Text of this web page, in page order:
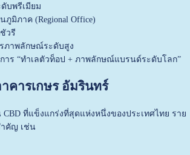
บพรีเมียม
มิภาค (Regional Office)
วรี
รภาพลักษณ์ระดับสูง
าร “ทำเลตัวท็อป + ภาพลักษณ์แบรนด์ระดับโลก”
คารเกษร อัมรินทร์
CBD ที่แข็งแกร่งที่สุดแห่งหนึ่งของประเทศไทย ราย
คัญ เช่น